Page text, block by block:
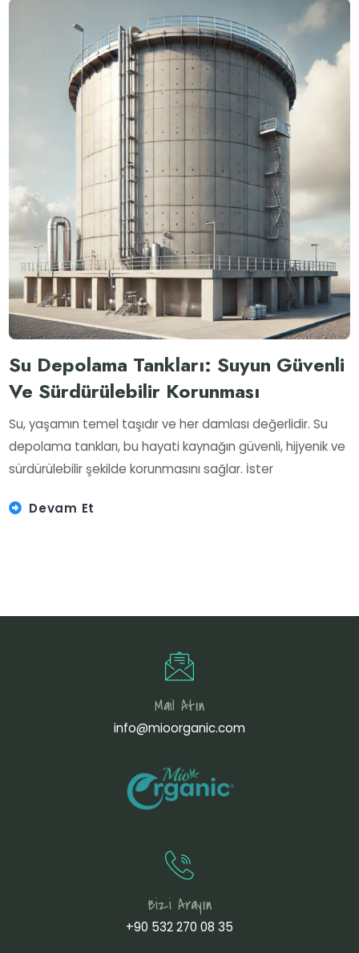
Su Depolama Tankları: Suyun Güvenli
Ve Sürdürülebilir Korunması
Su, yaşamın temel taşıdır ve her damlası değerlidir. Su
depolama tankları, bu hayati kaynağın güvenli, hijyenik ve
sürdürülebilir şekilde korunmasını sağlar. İster
Devam Et
Mail Atın
info@mioorganic.com
Bizi Arayın
+90 532 270 08 35